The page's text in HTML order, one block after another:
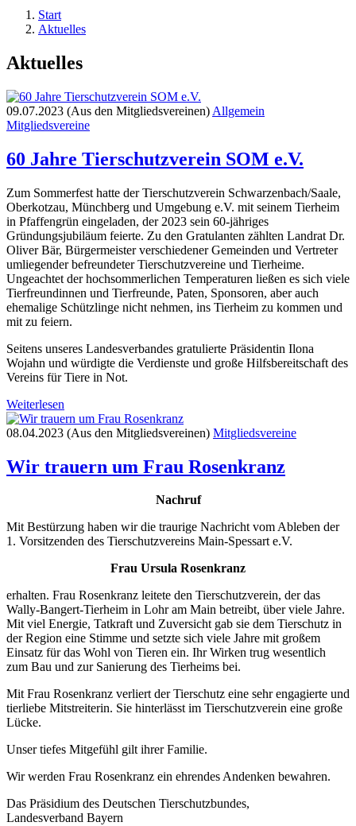
Start
Aktuelles
Aktuelles
09.07.2023 (Aus den Mitgliedsvereinen) Allgemein
Mitgliedsvereine
60 Jahre Tierschutzverein SOM e.V.
Zum Sommerfest hatte der Tierschutzverein Schwarzenbach/Saale,
Oberkotzau, Münchberg und Umgebung e.V. mit seinem Tierheim
in Pfaffengrün eingeladen, der 2023 sein 60-jähriges
Gründungsjubiläum feierte. Zu den Gratulanten zählten Landrat Dr.
Oliver Bär, Bürgermeister verschiedener Gemeinden und Vertreter
umliegender befreundeter Tierschutzvereine und Tierheime.
Ungeachtet der hochsommerlichen Temperaturen ließen es sich viele
Tierfreundinnen und Tierfreunde, Paten, Sponsoren, aber auch
ehemalige Schützlinge nicht nehmen, ins Tierheim zu kommen und
mit zu feiern.
Seitens unseres Landesverbandes gratulierte Präsidentin Ilona
Wojahn und würdigte die Verdienste und große Hilfsbereitschaft des
Vereins für Tiere in Not.
Weiterlesen
08.04.2023 (Aus den Mitgliedsvereinen) Mitgliedsvereine
Wir trauern um Frau Rosenkranz
Nachruf
Mit Bestürzung haben wir die traurige Nachricht vom Ableben der
1. Vorsitzenden des Tierschutzvereins Main-Spessart e.V.
Frau Ursula Rosenkranz
erhalten. Frau Rosenkranz leitete den Tierschutzverein, der das
Wally-Bangert-Tierheim in Lohr am Main betreibt, über viele Jahre.
Mit viel Energie, Tatkraft und Zuversicht gab sie dem Tierschutz in
der Region eine Stimme und setzte sich viele Jahre mit großem
Einsatz für das Wohl von Tieren ein. Ihr Wirken trug wesentlich
zum Bau und zur Sanierung des Tierheims bei.
Mit Frau Rosenkranz verliert der Tierschutz eine sehr engagierte und
tierliebe Mitstreiterin. Sie hinterlässt im Tierschutzverein eine große
Lücke.
Unser tiefes Mitgefühl gilt ihrer Familie.
Wir werden Frau Rosenkranz ein ehrendes Andenken bewahren.
Das Präsidium des Deutschen Tierschutzbundes,
Landesverband Bayern